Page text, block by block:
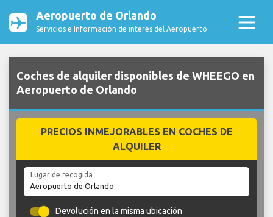
Aeropuerto de Orlando
Servicios e Información de interés del Aeropuerto
Coches de alquiler disponibles de WHEEGO en
Aeropuerto de Orlando
PRECIOS INMEJORABLES EN COCHES DE
ALQUILER
Lugar de recogida
Devolución en la misma ubicación